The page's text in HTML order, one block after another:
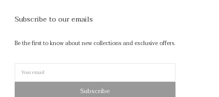
Subscribe to our emails
Be the first to know about new collections and exclusive offers.
Subscribe